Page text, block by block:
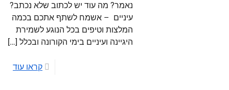
נאמר? מה עוד יש לכתוב שלא נכתב?
עיניים – אשמח לשתף אתכם בכמה
המלצות וטיפים בכל הנוגע לשמירת
היגיינה ועיניים בימי הקורונה ובכלל […]
קראו עוד